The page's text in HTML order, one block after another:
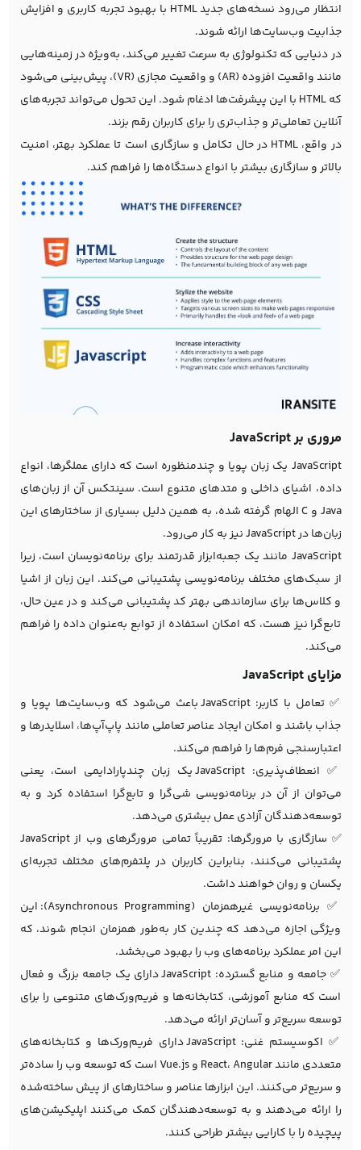
انتظار می‌رود نسخه‌های جدید HTML با بهبود تجربه کاربری و افزایش
جذابیت وب‌سایت‌ها ارائه شوند.
در دنیایی که تکنولوژی به سرعت تغییر می‌کند، به‌ویژه در زمینه‌هایی
مانند واقعیت افزوده (AR) و واقعیت مجازی (VR)، پیش‌بینی می‌شود
که HTML با این پیشرفت‌ها ادغام شود. این تحول می‌تواند تجربه‌های
آنلاین تعاملی‌تر و جذاب‌تری را برای کاربران رقم بزند.
در واقع، HTML در حال تکامل و سازگاری است تا عملکرد بهتر، امنیت
بالاتر و سازگاری بیشتر با انواع دستگاه‌ها را فراهم کند.
مروری بر JavaScript
JavaScript یک زبان پویا و چندمنظوره است که دارای عملگرها، انواع
داده، اشیای داخلی و متدهای متنوع است. سینتکس آن از زبان‌های
Java و C الهام گرفته شده، به همین دلیل بسیاری از ساختارهای این
زبان‌ها در JavaScript نیز به کار می‌رود.
JavaScript مانند یک جعبه‌ابزار قدرتمند برای برنامه‌نویسان است، زیرا
از سبک‌های مختلف برنامه‌نویسی پشتیبانی می‌کند. این زبان از اشیا
و کلاس‌ها برای سازماندهی بهتر کد پشتیبانی می‌کند و در عین حال،
تابع‌گرا نیز هست، که امکان استفاده از توابع به‌عنوان داده را فراهم
می‌کند.
مزایای JavaScript
✅ تعامل با کاربر: JavaScript باعث می‌شود که وب‌سایت‌ها پویا و
جذاب باشند و امکان ایجاد عناصر تعاملی مانند پاپ‌آپ‌ها، اسلایدرها و
اعتبارسنجی فرم‌ها را فراهم می‌کند.
✅ انعطاف‌پذیری: JavaScript یک زبان چندپارادایمی است، یعنی
می‌توان از آن در برنامه‌نویسی شی‌گرا و تابع‌گرا استفاده کرد و به
توسعه‌دهندگان آزادی عمل بیشتری می‌دهد.
✅ سازگاری با مرورگرها: تقریباً تمامی مرورگرهای وب از JavaScript
پشتیبانی می‌کنند، بنابراین کاربران در پلتفرم‌های مختلف تجربه‌ای
یکسان و روان خواهند داشت.
✅ برنامه‌نویسی غیرهمزمان (Asynchronous Programming): این
ویژگی اجازه می‌دهد که چندین کار به‌طور همزمان انجام شوند، که
این امر عملکرد برنامه‌های وب را بهبود می‌بخشد.
✅ جامعه و منابع گسترده: JavaScript دارای یک جامعه بزرگ و فعال
است که منابع آموزشی، کتابخانه‌ها و فریم‌ورک‌های متنوعی را برای
توسعه سریع‌تر و آسان‌تر ارائه می‌دهد.
✅ اکوسیستم غنی: JavaScript دارای فریم‌ورک‌ها و کتابخانه‌های
متعددی مانند React، Angular و Vue.js است که توسعه وب را ساده‌تر
و سریع‌تر می‌کنند. این ابزارها عناصر و ساختارهای از پیش ساخته‌شده
را ارائه می‌دهند و به توسعه‌دهندگان کمک می‌کنند اپلیکیشن‌های
پیچیده را با کارایی بیشتر طراحی کنند.